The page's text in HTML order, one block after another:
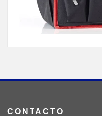
CONTACTO